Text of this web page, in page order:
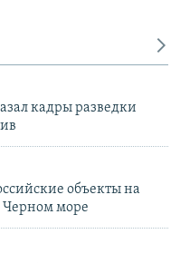
кадры разведки
объекты на
Черном море